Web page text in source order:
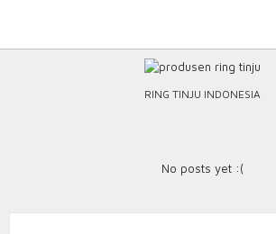
RING TINJU INDONESIA
No posts yet :(